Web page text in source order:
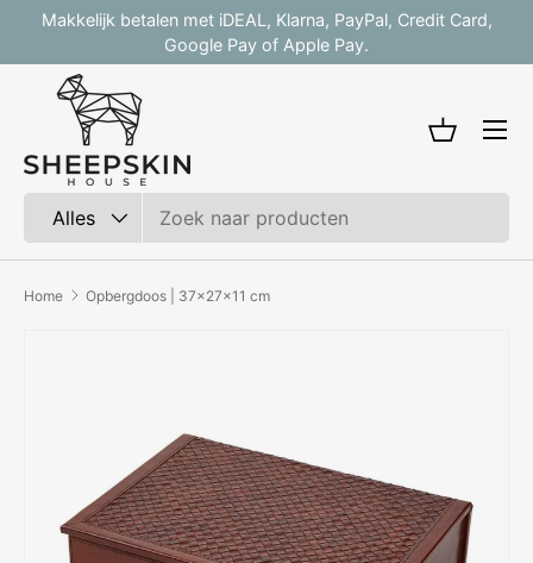
Ga naar inhoud
Makkelijk betalen met iDEAL, Klarna, PayPal, Credit Card,
Google Pay of Apple Pay.
Alles
Mandje
Home Opbergdoos | 37x27x11 cm